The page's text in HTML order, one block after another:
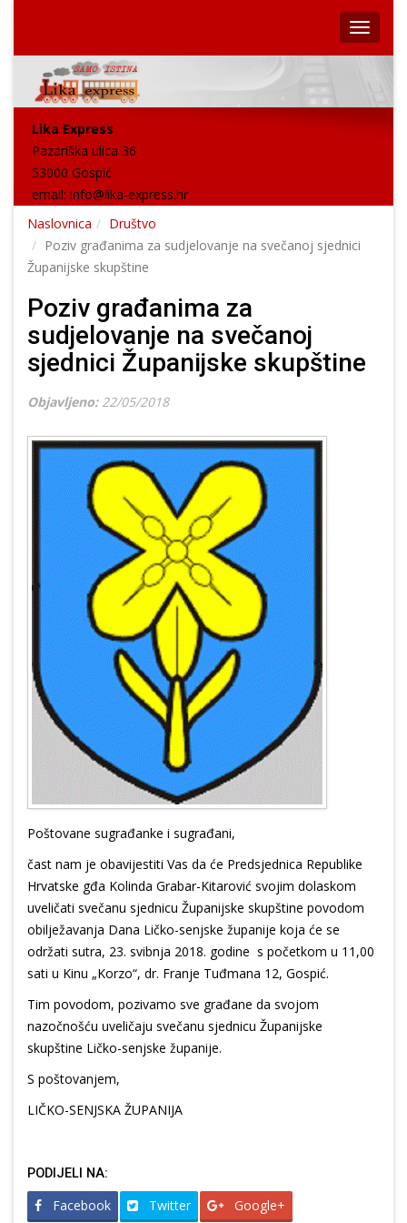
Lika Express
Pazariška ulica 36
53000 Gospić
email: info@lika-express.hr
Naslovnica
Društvo
Poziv građanima za sudjelovanje na svečanoj sjednici
Županijske skupštine
Poziv građanima za
sudjelovanje na svečanoj
sjednici Županijske skupštine
Objavljeno: 22/05/2018
Poštovane sugrađanke i sugrađani,
čast nam je obavijestiti Vas da će Predsjednica Republike
Hrvatske gđa Kolinda Grabar-Kitarović svojim dolaskom
uveličati svečanu sjednicu Županijske skupštine povodom
obilježavanja Dana Ličko-senjske županije koja će se
održati sutra, 23. svibnja 2018. godine s početkom u 11,00
sati u Kinu „Korzo“, dr. Franje Tuđmana 12, Gospić.
Tim povodom, pozivamo sve građane da svojom
nazočnošću uveličaju svečanu sjednicu Županijske
skupštine Ličko-senjske županije.
S poštovanjem,
LIČKO-SENJSKA ŽUPANIJA
PODIJELI NA:
Facebook Twitter Google+